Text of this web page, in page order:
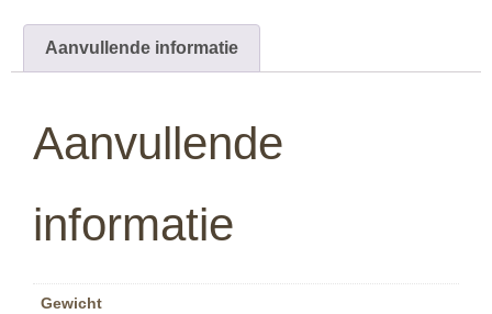
Aanvullende informatie
Aanvullende
informatie
Gewicht